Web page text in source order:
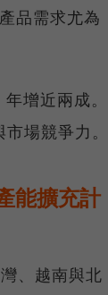
品需求尤為
增近兩成。
市場競爭力。
能擴充計
、越南與北